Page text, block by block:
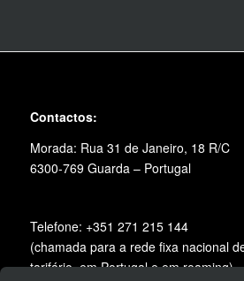
Contactos:
Morada: Rua 31 de Janeiro, 18 R/C
6300-769 Guarda – Portugal
Telefone: +351 271 215 144
(chamada para a rede fixa nacional
tarifário, em Portugal e em roaming)